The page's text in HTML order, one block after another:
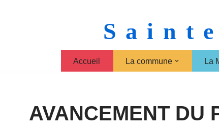
Accueil La commune La
AVANCEMENT DU